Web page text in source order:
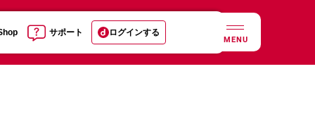
サポート ログインする
MENU